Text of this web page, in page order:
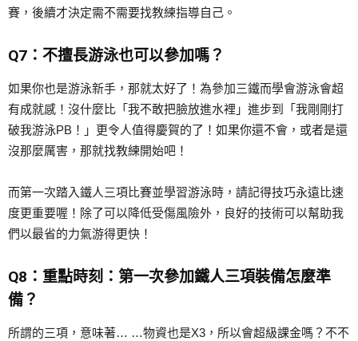
賽，後續才決定需不需要找教練指導自己。
Q7：不擅長游泳也可以參加嗎？
如果你也是游泳新手，那就太好了！為參加三鐵而學會游泳會超
有成就感！沒什麼比「我不敢把臉放進水裡」進步到「我剛剛打
破我游泳PB！」更令人值得慶賀的了！如果你還不會，或者是還
沒那麼厲害，那就找教練開始吧！
而第一次踏入鐵人三項比賽並學習游泳時，請記得技巧永遠比速
度更重要喔！除了可以降低受傷風險外，良好的技術可以幫助我
們以最省的力氣游得更快！
Q8：重點時刻：第一次參加鐵人三項裝備怎麼準
備？
所謂的三項，意味著… …物資也是X3，所以會超級課金嗎？不不